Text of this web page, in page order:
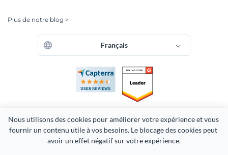
Nous utilisons des cookies pour améliorer votre expérience et vous
fournir un contenu utile à vos besoins. Le blocage des cookies peut
avoir un effet négatif sur votre expérience.
Plus de notre blog >
Français
Copyright 2026 Easy WebContent, LLC. (DBA Visme). Tous droits